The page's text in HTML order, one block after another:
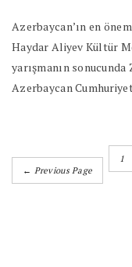
Azerbaycan’ın en
Haydar Aliyev Kültür
yarışmanın
Azerbaycan
← Previous Page
1